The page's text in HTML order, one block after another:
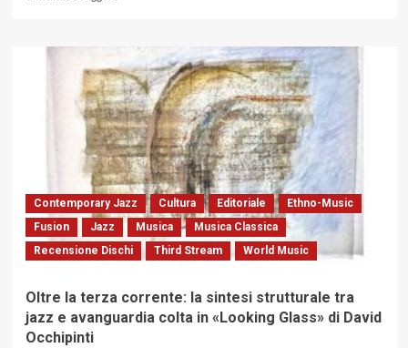
La
scomparsa
di
Francesco
Guccini
la
«locomotiva»
della
canzone
d’autore.
Sessant’anni
tra
e
contestazione
Contemporary Jazz Cultura Editoriale
Ethno-Music
Fusion
Jazz Musica
Musica Classica
Recensione Dischi
Third Stream World Music
Oltre la terza corrente: la sintesi strutturale tra
jazz e avanguardia colta in «Looking Glass» di David
Occhipinti